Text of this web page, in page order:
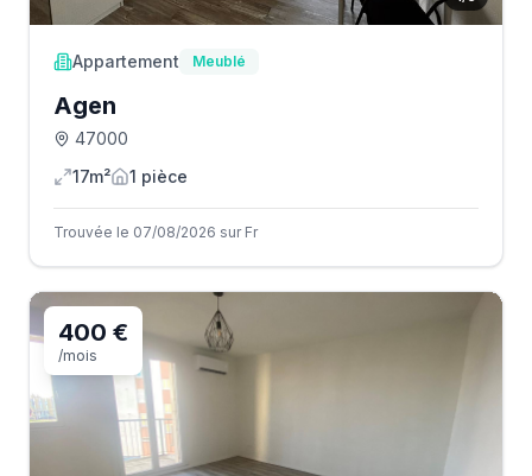
Appartement Meublé
Agen
47000
17m²
1 pièce
Trouvée le 07/08/2026 sur Fr
400 €
/mois